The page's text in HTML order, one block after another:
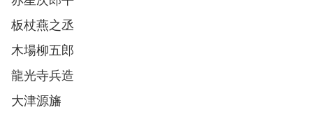
板杖燕之丞
木場柳五郎
龍光寺兵造
大津源旛